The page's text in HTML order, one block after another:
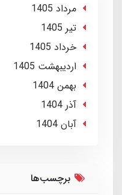
مرداد 1405
تير 1405
خرداد 1405
ارديبهشت 1405
بهمن 1404
آذر 1404
آبان 1404
برچسب‌ها